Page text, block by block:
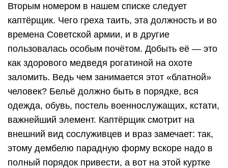
Вторым номером в нашем списке следует
каптёрщик. Чего греха таить, эта должность и во
времена Советской армии, и в другие
пользовалась особым почётом. Добыть её — это
как здорового медведя рогатиной на охоте
заломить. Ведь чем занимается этот «блатной»
человек? Бельё должно быть в порядке, вся
одежда, обувь, постель военнослужащих, кстати,
важнейший элемент. Каптёрщик смотрит на
внешний вид сослуживцев и враз замечает: так,
этому дембелю парадную форму вскоре надо в
полный порядок привести, а вот на этой куртке